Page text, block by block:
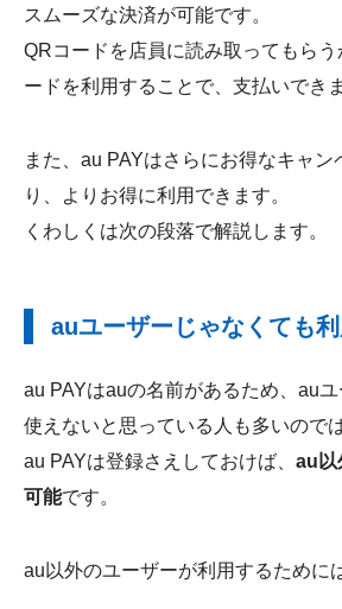
スムーズな決済が可能です。
QRコードを店員に読み取ってもらう
ードを利用することで、支払いできま
また、au PAYはさらにお得なキャン
り、よりお得に利用できます。
くわしくは次の段落で解説します。
auユーザーじゃなくても
au PAYはauの名前があるため、au
使えないと思っている人も多いので
au PAYは登録さえしておけば、 au以
可能です。
au以外のユーザーが利用するために